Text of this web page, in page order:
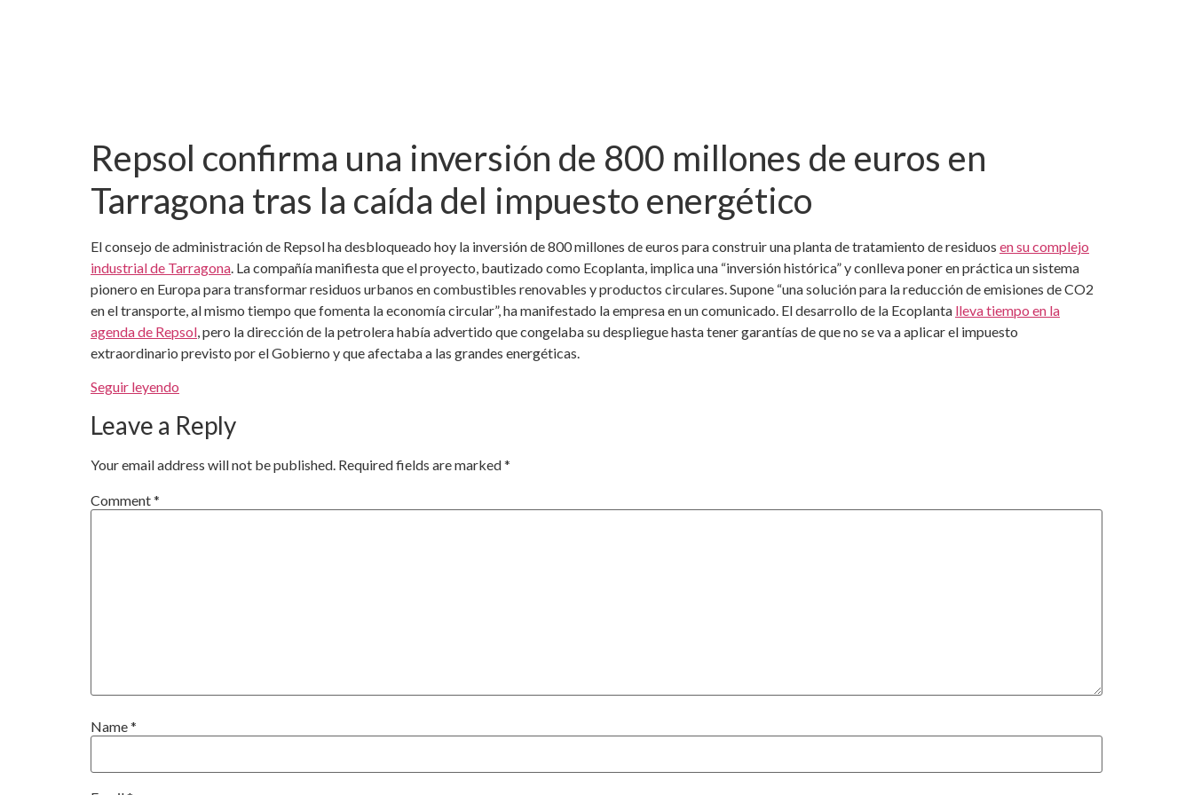
Repsol confirma una inversión de 800 millones de euros en
Tarragona tras la caída del impuesto energético
El consejo de administración de Repsol ha desbloqueado hoy la inversión de 800 millones de euros para construir una planta de tratamiento de residuos en su complejo
industrial de Tarragona. La compañía manifiesta que el proyecto, bautizado como Ecoplanta, implica una “inversión histórica” y conlleva poner en práctica un sistema
pionero en Europa para transformar residuos urbanos en combustibles renovables y productos circulares. Supone “una solución para la reducción de emisiones de CO2
en el transporte, al mismo tiempo que fomenta la economía circular”, ha manifestado la empresa en un comunicado. El desarrollo de la Ecoplanta lleva tiempo en la
agenda de Repsol, pero la dirección de la petrolera había advertido que congelaba su despliegue hasta tener garantías de que no se va a aplicar el impuesto
extraordinario previsto por el Gobierno y que afectaba a las grandes energéticas.
Seguir leyendo
Leave a Reply
Your email address will not be published. Required fields are marked*
Comment*
Name*